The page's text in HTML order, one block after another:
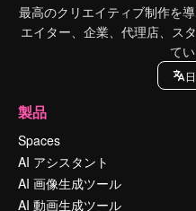
最高のクリエイティブ制作を
エイター、企業、代理店、ス
てい
製品
Spaces
AI アシスタント
AI 画像生成ツール
AI 動画生成ツール